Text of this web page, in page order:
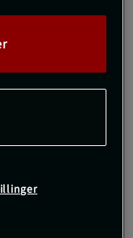
inspirert
og Salt Lakris.
funksjon og
seg både etter
Den myke
som ønsker å